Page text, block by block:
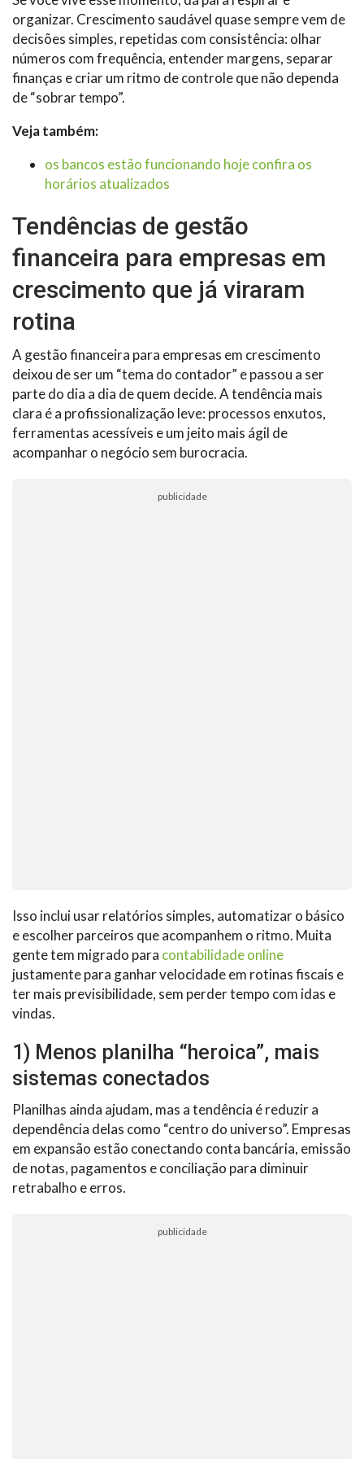
organizar. Crescimento saudável quase sempre vem de
decisões simples, repetidas com consistência: olhar
números com frequência, entender margens, separar
finanças e criar um ritmo de controle que não dependa
de “sobrar tempo”.
Veja também:
os bancos estão funcionando hoje confira os
horários atualizados
Tendências de gestão
financeira para empresas em
crescimento que já viraram
rotina
A gestão financeira para empresas em crescimento
deixou de ser um “tema do contador” e passou a ser
parte do dia a dia de quem decide. A tendência mais
clara é a profissionalização leve: processos enxutos,
ferramentas acessíveis e um jeito mais ágil de
acompanhar o negócio sem burocracia.
publicidade
Isso inclui usar relatórios simples, automatizar o básico
e escolher parceiros que acompanhem o ritmo. Muita
gente tem migrado para contabilidade online
justamente para ganhar velocidade em rotinas fiscais e
ter mais previsibilidade, sem perder tempo com idas e
vindas.
1) Menos planilha “heroica”, mais
sistemas conectados
Planilhas ainda ajudam, mas a tendência é reduzir a
dependência delas como “centro do universo”. Empresas
em expansão estão conectando conta bancária, emissão
de notas, pagamentos e conciliação para diminuir
retrabalho e erros.
publicidade